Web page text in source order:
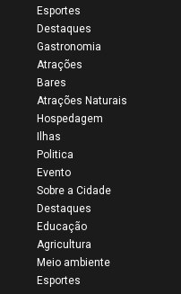
Esportes
Destaques
Gastronomia
Atrações
Bares
Atrações Naturais
Hospedagem
Ilhas
Politica
Evento
Sobre a Cidade
Destaques
Educação
Agricultura
Meio ambiente
Esportes